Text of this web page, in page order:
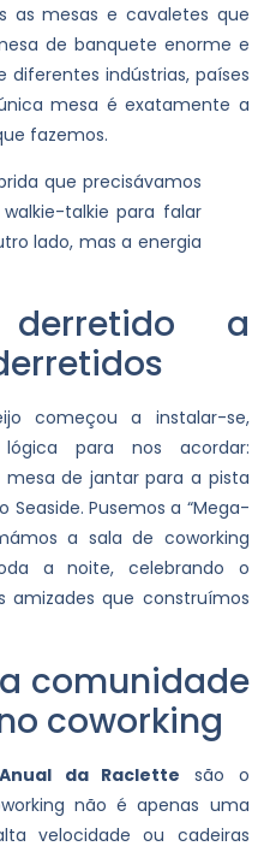
as mesas e cavaletes que
de banquete enorme e
diferentes indústrias, países
mesa é exatamente a
fazemos.
que precisávamos
talkie para falar
lado, mas a energia
a
começou a instalar-se,
para nos acordar:
mesa de jantar para a pista
Pusemos a “Mega-
a sala de coworking
a noite, celebrando o
amizades que construímos
comunidade
coworking
da Raclette são o
não é apenas uma
velocidade ou cadeiras